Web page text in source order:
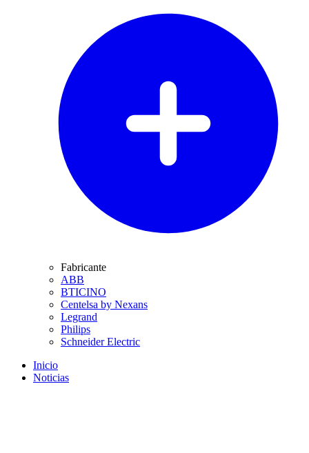
Fabricante
ABB
BTICINO
Centelsa by Nexans
Legrand
Philips
Schneider Electric
Inicio
Noticias